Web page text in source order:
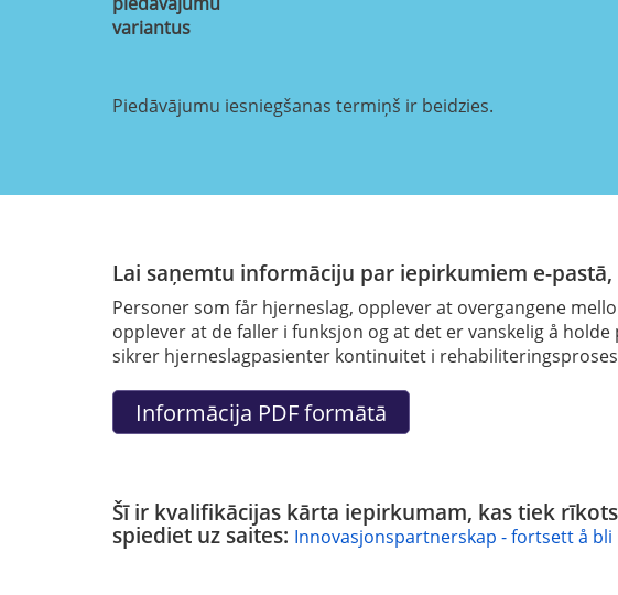
variantus
Piedāvājumu iesniegšanas termiņš ir beidzies.
Lai saņemtu informāciju par iepirkumiem e-
Personer som får hjerneslag, opplever at overgangene
opplever at de faller i funksjon og at det er vanskelig å
sikrer hjerneslagpasienter kontinuitet i
Šī ir kvalifikācijas kārta iepirkumam, kas tiek
spiediet uz saites: Innovasjonspartnerskap - fortsett å